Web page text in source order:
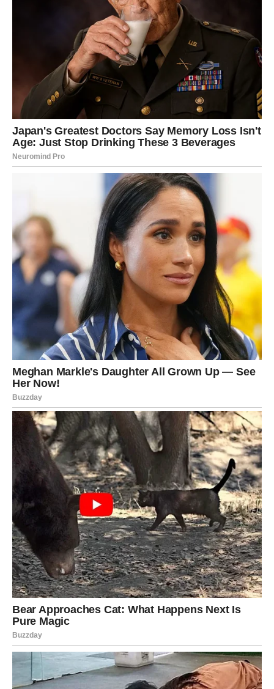
Posebno je naglašeno polje stabilnosti i sigurnosti. Bik će
ponovo stati na čvrsto tlo. Osećaćeš da kontrolišeš svoj
život, da znaš kuda ideš i da se više ne boriš uzalud.
Na emotivnom planu, dolazi smirenje. Ako si bio
povređen, dolazi faza isceljenja. Ako si bio zbunjen,
dolazi jasnoća. Ako si bio usamljen, dolazi prisustvo
nekoga ko donosi toplinu.
Ovo su dani kada Bik prestaje da preživljava – i počinje da
I najvažnije: dolazi osećaj da si nagrađen za strpljenje
koje si pokazao kada bi mnogi odustali.
LAV – VELIKI PREOKRET KOJI
MENJA PRAVAC TVOG ŽIVOTA
Lav je navikao da bude jak. Da drži glavu visoko čak i kada
mu je teško. Da ćuti kada ga boli. Da se smeje kada bi
najradije vikao. I baš zato je ovaj period bio posebno
zahtevan za tebe.
Ali sada dolazi trenutak koji menja sve.
Veliki preokret se dešava tamo gde ga najmanje
očekuješ. Može biti vezan za posao, za jednu važnu
odluku, za jednu osobu ili za priliku koja se pojavljuje
iznenada. Ono što je sigurno jeste da ovo nije mala
promena. Ovo je promena pravca.
Lav ulazi u fazu u kojoj ponovo preuzima svoju moć.
Dolazi ponuda, vest, susret ili odluka koja ti vraća
samopouzdanje i daje ti osećaj da si ponovo na vrhu
svoje igre. Sve ono što je delovalo kao zastoj sada dobija
ubrzanje. Energija se menja, i ti to osećaš već u vazduhu.
Na emotivnom planu, Lav doživljava buđenje. Srce se
otvara. Ako si dugo ćutao – sada govoriš. Ako si čekao –
sada se stvari pokreću. Ako si bio razočaran – sada dolazi
razlog za osmeh.